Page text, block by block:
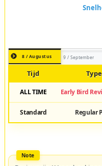
8 / Augustus 9 / September
Tijd Type
ALL TIME Early Bird
Standard Regular